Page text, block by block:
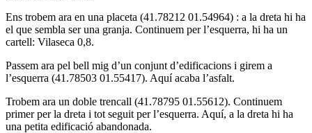
Ens trobem ara en una placeta (41.78212 01.54964) : a la dreta hi ha
el que sembla ser una granja. Continuem per l’esquerra, hi ha un
cartell: Vilaseca 0,8.
Passem ara pel bell mig d’un conjunt d’edificacions i girem a
l’esquerra (41.78503 01.55417). Aquí acaba l’asfalt.
Trobem ara un doble trencall (41.78795 01.55612). Continuem
primer per la dreta i tot seguit per l’esquerra. Aquí, a la dreta hi ha
una petita edificació abandonada.